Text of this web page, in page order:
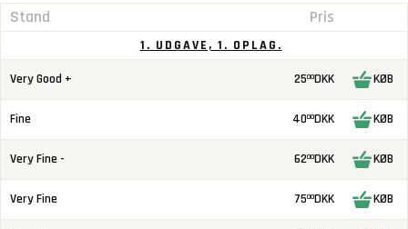
Stand Pris
1. UDGAVE, 1. OPLAG.
Very Good + 2500DKK KØB
Fine 4000DKK KØB
Very Fine - 6200DKK KØB
Very Fine 7500DKK KØB